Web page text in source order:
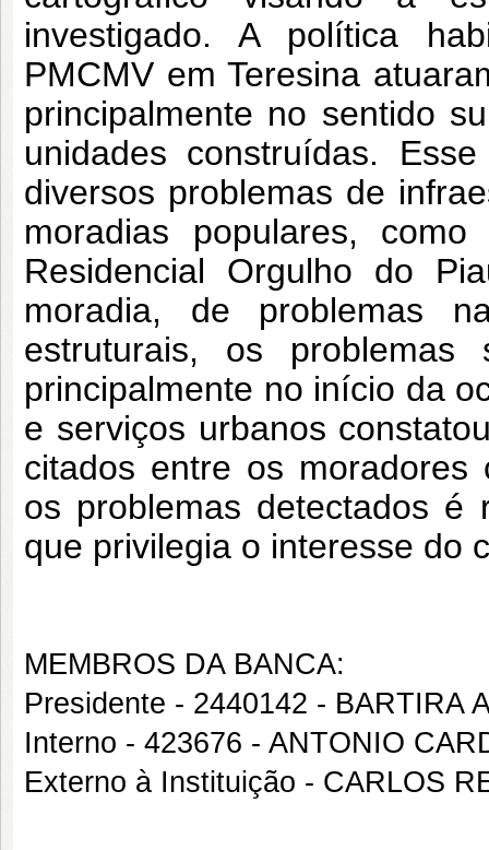
investigado. A política
PMCMV em Teresina
principalmente no sentido
unidades construídas.
diversos problemas de
moradias populares,
Residencial Orgulho do
moradia, de problemas
estruturais, os
principalmente no início da
e serviços urbanos
citados entre os moradores
os problemas detectados é
que privilegia o interesse do
MEMBROS DA BANCA:
Presidente - 2440142 - BARTIRA
Interno - 423676 - ANTONIO
Externo à Instituição - CARLOS